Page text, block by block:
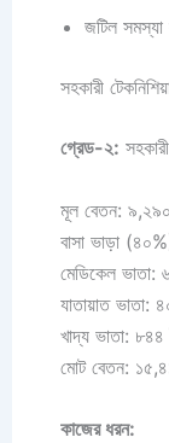
জটিল সমস্যা
সহকারী
গ্রেড-২:
মূল বেতন: ৯,২৯০
বাসা ভাড়া
মেডিকেল ভাতা:
যাতায়াত ভাতা:
খাদ্য ভাতা: ৮৪৪
মোট বেতন:
কাজের ধরন: